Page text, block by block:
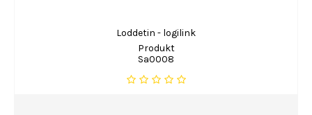
Loddetin - logilink
Produkt
Sa0008